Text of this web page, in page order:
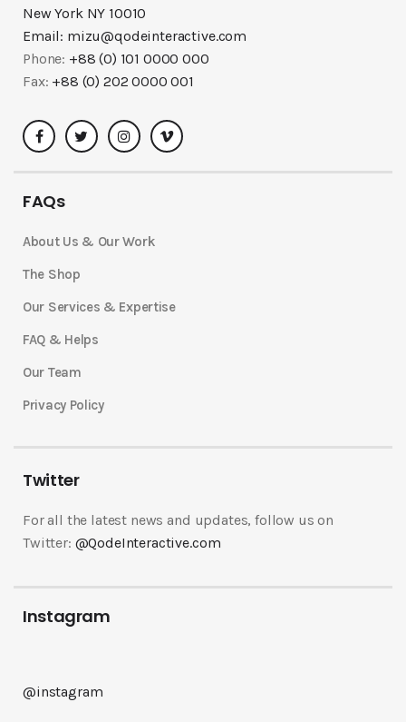
New York NY 10010
Email: mizu@qodeinteractive.com
Phone: +88 (0) 101 0000 000
Fax: +88 (0) 202 0000 001
FAQs
About Us & Our Work
The Shop
Our Services & Expertise
FAQ & Helps
Our Team
Privacy Policy
Twitter
For all the latest news and updates, follow us on
Twitter: @QodeInteractive.com
Instagram
@instagram